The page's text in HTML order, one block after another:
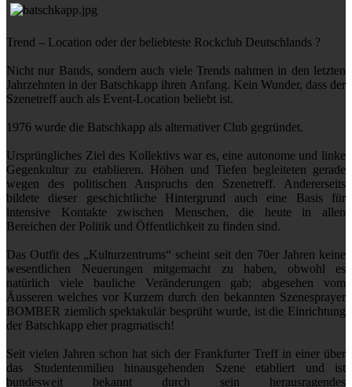
Trend – Location oder der beliebteste Rockclub Deutschlands ?
Nicht nur Bands, sondern auch viele Trends nahmen in den letzten
Jahrzehnten in der Batschkapp ihren Anfang. Kein Wunder, dass der
Szenetreff auch als Event-Location beliebt ist.
1976 wurde die Batschkapp als alternativer Club gegründet.
Ursprüngliches Ziel des Kollektivs war es, eine autonome und linke
Gegenkultur zu etablieren. Höhen und Tiefen begleiteten gerade
wegen des politischen Anspruchs den Szenetreff. Andererseits
bildete dieser geschichtliche Hintergrund auch eine Basis für
intensive Kontakte zwischen Menschen, die heute in allen
Bereichen der Politik und Öffentlichkeit zu finden sind.
Das Outfit des „Kulturzentrums“ scheint seit den 70er Jahren keine
wesentlichen Neuerungen mitgemacht zu haben, obwohl es
natürlich viele bauliche Veränderungen gab; abgesehen vom
Äusseren welches vor Kurzem durch den bekannten Szenesprayer
BOMBER ziemlich spektakulär besprüht wurde, ist die Einrichtung
der Batschkapp eher pragmatisch!
Seit vielen Jahren schon hat sich der Frankfurter Treff in einer über
das Studentenmilieu hinausgehenden Szene etabliert und ist
bundesweit bekannt durch sein herausragendes